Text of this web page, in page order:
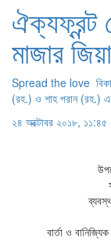
ঐক্যফ্রন্ট
মাজার
Spread the love
(রহ.) ও শাহ পরান (রহ.)
২৪ অক্টোবর ২০১৮, ১১:৪৫
বার্তা ও বানিজ্যিক